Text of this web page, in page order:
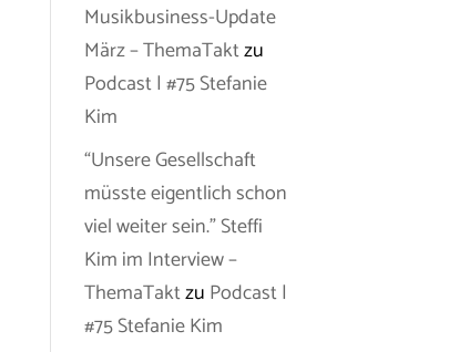
Musikbusiness-Update
März – ThemaTaktzu
Podcast | #75 Stefanie
Kim
“Unsere Gesellschaft
müsste eigentlich schon
viel weiter sein.” Steffi
Kim im Interview –
ThemaTaktzu Podcast |
#75 Stefanie Kim